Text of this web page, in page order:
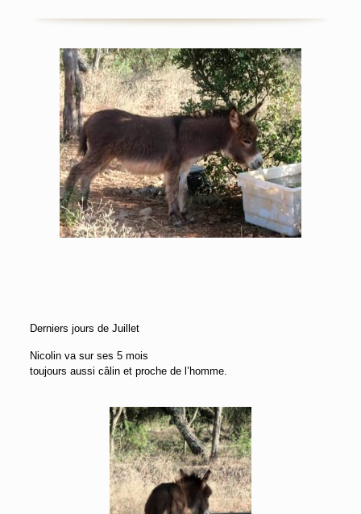
Derniers jours de Juillet
Nicolin va sur ses 5 mois
toujours aussi câlin et proche de l’homme.